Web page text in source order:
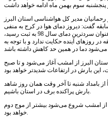
مدیر کل هواشناسی استان البرز
گفت: دیروز دمای هوا در کرج به منفی
هشت تا منفی هفت درجه رسید و این دما به عنوان سردترین دمای سال 98 به ثبت رسید،
روزهای آینده حکایت ندارد و با توجه به
البرز از امشب آغاز می‌شود و تا صبح
بامداد شنبه تا آخر وقت همان روز شاهد
بارش پراکنده برف در استان باشیم.
از امشب شروع می‌شود بیشتر از موج دوم
خواهد بود.